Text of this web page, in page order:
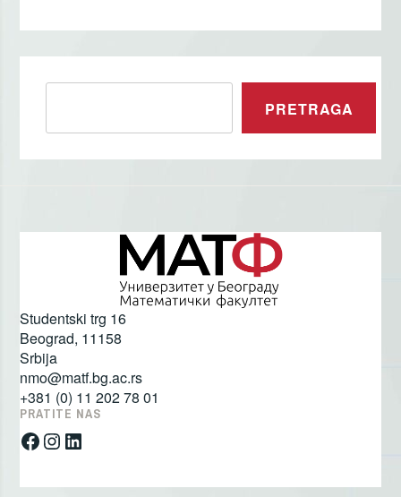
Pretraga
PRETRAGA
Studentski trg 16
Beograd, 11158
Srbija
nmo@matf.bg.ac.rs
+381 (0) 11 202 78 01
PRATITE NAS
Facebook Instagram LinkedIn